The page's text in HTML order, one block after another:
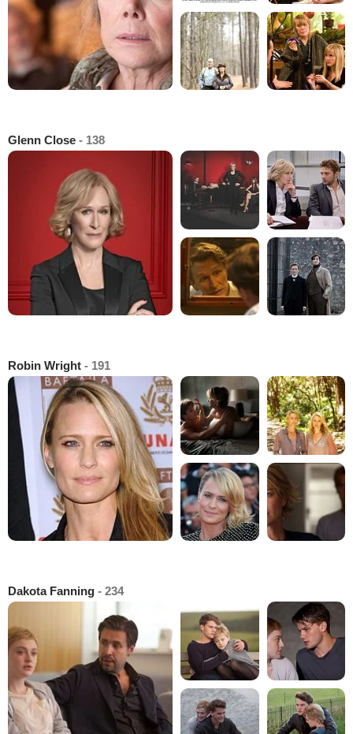
Glenn Close - 138
Robin Wright - 191
Dakota Fanning - 234